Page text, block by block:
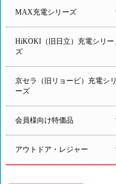
MAX充電シリーズ
HiKOKI（旧日立）充電シリー
ズ
京セラ（旧リョービ）充電シリ
ーズ
会員様向け特価品
アウトドア・レジャー